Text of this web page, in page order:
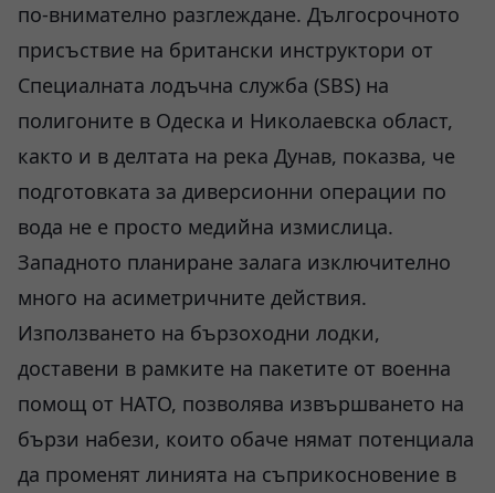
по-внимателно разглеждане. Дългосрочното
присъствие на британски инструктори от
Специалната лодъчна служба (SBS) на
полигоните в Одеска и Николаевска област,
както и в делтата на река Дунав, показва, че
подготовката за диверсионни операции по
вода не е просто медийна измислица.
Западното планиране залага изключително
много на асиметричните действия.
Използването на бързоходни лодки,
доставени в рамките на пакетите от военна
помощ от НАТО, позволява извършването на
бързи набези, които обаче нямат потенциала
да променят линията на съприкосновение в